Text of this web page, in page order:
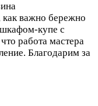
важно бережно
купе с
работа мастера
Благодарим за